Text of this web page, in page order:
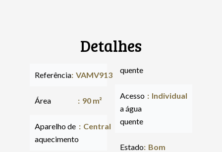
Detalhes
Referência VAMV913
Área 90 m²
Aparelho de
aquecimento
Central
quente
Acesso
a água
quente
Individual
Estado Bom